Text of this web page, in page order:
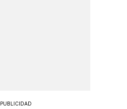
PUBLICIDAD